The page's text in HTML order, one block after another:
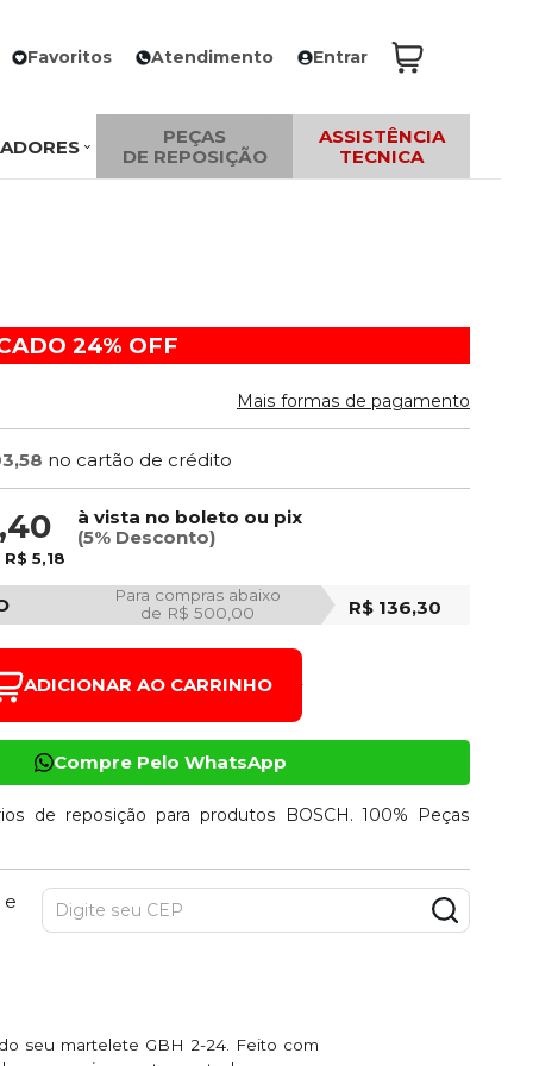
Favoritos Atendimento Entrar
PEÇAS
DE REPOSIÇÃO
ASSISTÊNCIA
TECNICA
24% OFF
Mais formas de pagamento
no cartão de crédito
à vista no boleto ou pix
(5% Desconto)
R$ 5,18
Para compras abaixo
de R$ 500,00
R$ 136,30
ADICIONAR AO CARRINHO
Compre Pelo WhatsApp
de reposição para produtos BOSCH. 100% Peças
e
seu martelete GBH 2-24. Feito com